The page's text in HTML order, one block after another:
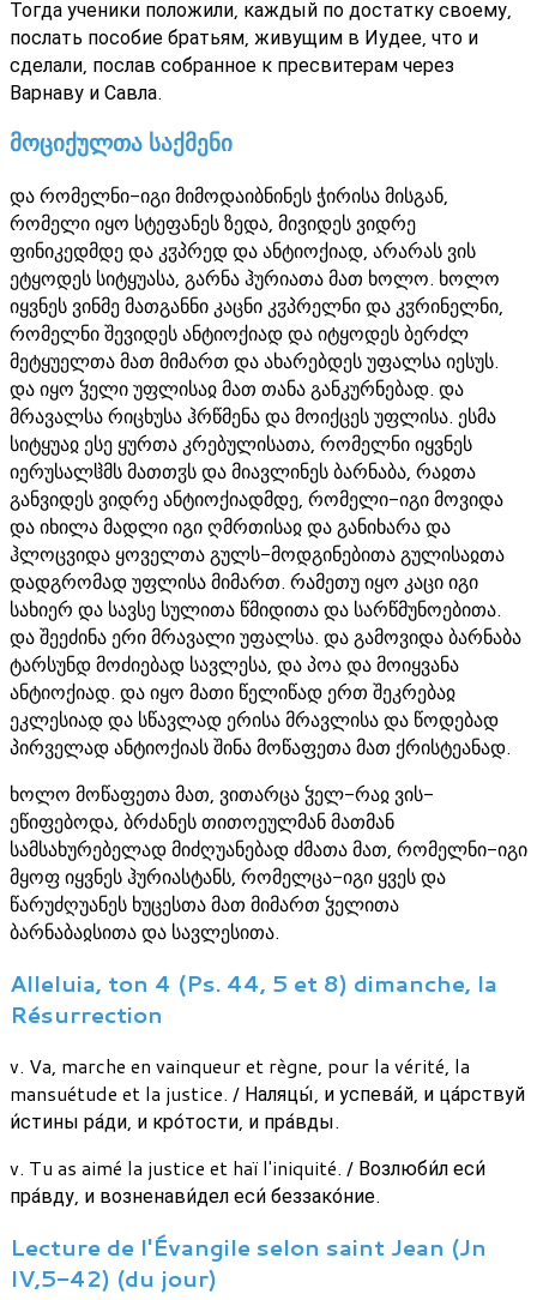
Тогда ученики положили, каждый по достатку своему,
послать пособие братьям, живущим в Иудее, что и
сделали, послав собранное к пресвитерам через
Варнаву и Савла.
მოციქულთა საქმენი
და რომელნი-იგი მიმოდაიბნინეს ჭირისა მისგან,
რომელი იყო სტეფანეს ზედა, მივიდეს ვიდრე
ფინიკედმდე და კჳპრედ და ანტიოქიად, არარას ვის
ეტყოდეს სიტყუასა, გარნა ჰურიათა მათ ხოლო. ხოლო
იყვნეს ვინმე მათგანნი კაცნი კჳპრელნი და კჳრინელნი,
რომელნი შევიდეს ანტიოქიად და იტყოდეს ბერძლ
მეტყუელთა მათ მიმართ და ახარებდეს უფალსა იესუს.
და იყო ჴელი უფლისაჲ მათ თანა განკურნებად. და
მრავალსა რიცხუსა ჰრწმენა და მოიქცეს უფლისა. ესმა
სიტყუაჲ ესე ყურთა კრებულისათა, რომელნი იყვნეს
იერუსალჱმს მათთჳს და მიავლინეს ბარნაბა, რაჲთა
განვიდეს ვიდრე ანტიოქიადმდე, რომელი-იგი მოვიდა
და იხილა მადლი იგი ღმრთისაჲ და განიხარა და
ჰლოცვიდა ყოველთა გულს-მოდგინებითა გულისაჲთა
დადგრომად უფლისა მიმართ. რამეთუ იყო კაცი იგი
სახიერ და სავსე სულითა წმიდითა და სარწმუნოებითა.
და შეეძინა ერი მრავალი უფალსა. და გამოვიდა ბარნაბა
ტარსუნდ მოძიებად სავლესა, და პოა და მოიყვანა
ანტიოქიად. და იყო მათი წელიწად ერთ შეკრებაჲ
ეკლესიად და სწავლად ერისა მრავლისა და წოდებად
პირველად ანტიოქიას შინა მოწაფეთა მათ ქრისტეანად.
ხოლო მოწაფეთა მათ, ვითარცა ჴელ-რაჲ ვის-
ეწიფებოდა, ბრძანეს თითოეულმან მათმან
სამსახურებელად მიძღუანებად ძმათა მათ, რომელნი-იგი
მყოფ იყვნეს ჰურიასტანს, რომელცა-იგი ყვეს და
წარუძღუანეს ხუცესთა მათ მიმართ ჴელითა
ბარნაბაჲსითა და სავლესითა.
Alleluia, ton 4 (Ps. 44, 5 et 8) dimanche, la
Résurrection
v. Va, marche en vainqueur et règne, pour la vérité, la
mansuétude et la justice. / Наляцы́, и успева́й, и ца́рствуй
и́стины ра́ди, и кро́тости, и пра́вды.
v. Tu as aimé la justice et haï l'iniquité. / Возлюби́л еси́
пра́вду, и возненави́дел еси́ беззако́ние.
Lecture de l'Évangile selon saint Jean (Jn
IV,5-42) (du jour)